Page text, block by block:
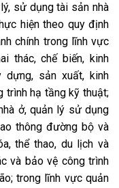
sử dụng tài sản nhà
hiện theo quy định
chính trong lĩnh vực
thác, chế biến, kinh
dựng, sản xuất, kinh
trình hạ tầng kỹ thuật;
ở, quản lý sử dụng
thông đường bộ và
thể thao, du lịch và
và bảo vệ công trình
trong lĩnh vực quản